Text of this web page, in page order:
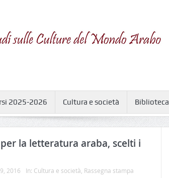
2025-2026 Cultura e società Biblioteca
la letteratura araba, scelti i
2016 In: Cultura e società Rassegna stampa